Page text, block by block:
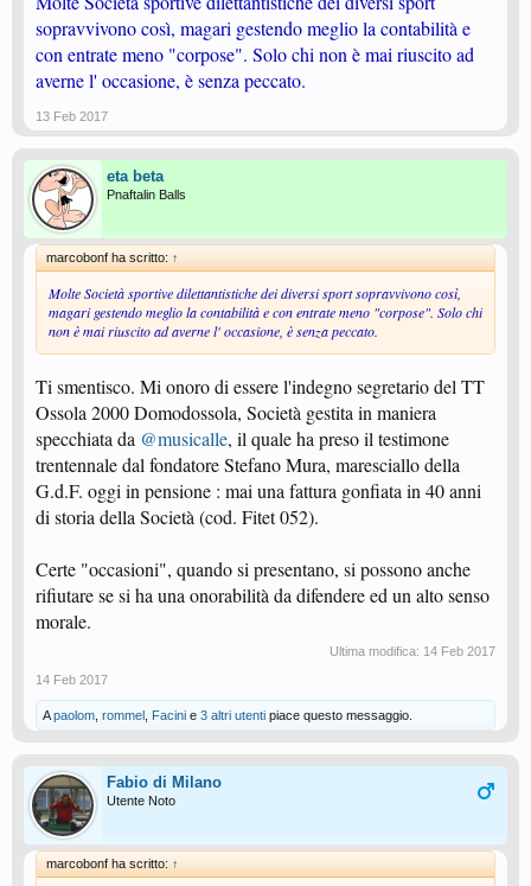
sopravvivono così, magari gestendo meglio la contabilità e
con entrate meno "corpose". Solo chi non è mai riuscito ad
averne l' occasione, è senza peccato.
13 Feb 2017
eta beta
Pnaftalin Balls
marcobonf ha scritto: ↑
Molte Società sportive dilettantistiche dei diversi sport sopravvivono così,
magari gestendo meglio la contabilità e con entrate meno "corpose". Solo chi
non è mai riuscito ad averne l' occasione, è senza peccato.
Ti smentisco. Mi onoro di essere l'indegno segretario del TT
Ossola 2000 Domodossola, Società gestita in maniera
specchiata da @musicalle, il quale ha preso il testimone
trentennale dal fondatore Stefano Mura, maresciallo della
G.d.F. oggi in pensione : mai una fattura gonfiata in 40 anni
di storia della Società (cod. Fitet 052).
Certe "occasioni", quando si presentano, si possono anche
rifiutare se si ha una onorabilità da difendere ed un alto senso
morale.
Ultima modifica: 14 Feb 2017
14 Feb 2017
Apaolom rommel Facini e 3 altri utenti piace questo messaggio.
Fabio di Milano
Utente Noto
marcobonf ha scritto: ↑